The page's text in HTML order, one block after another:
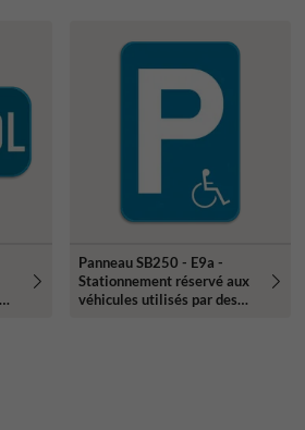
Panneau SB250 - E9a -
Stationnement réservé aux
véhicules utilisés par des